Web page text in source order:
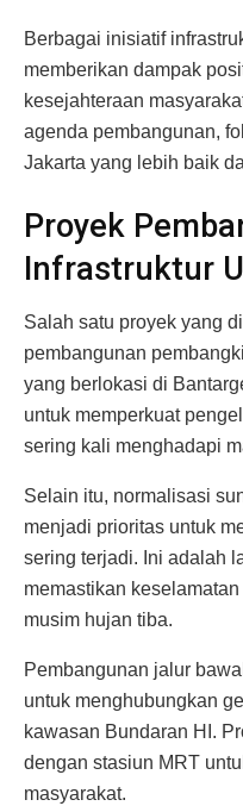
Berbagai inisiatif
memberikan dampak
kesejahteraan
agenda pembangunan,
Jakarta yang lebih baik
Proyek
Infrastruktur
Salah satu proyek yang
pembangunan
yang berlokasi di
untuk memperkuat
sering kali menghadapi
Selain itu, normalisasi
menjadi prioritas untuk
sering terjadi. Ini adalah
memastikan
musim hujan tiba.
Pembangunan jalur
untuk menghubungkan
kawasan Bundaran HI.
dengan stasiun MRT
masyarakat.